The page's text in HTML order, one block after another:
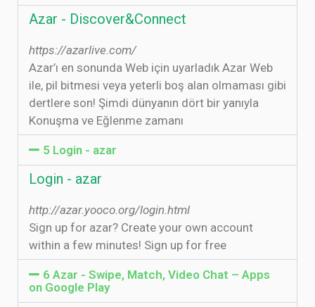
Azar - Discover&Connect
https://azarlive.com/
Azar’ı en sonunda Web için uyarladık Azar Web
ile, pil bitmesi veya yeterli boş alan olmaması gibi
dertlere son! Şimdi dünyanın dört bir yanıyla
Konuşma ve Eğlenme zamanı
5 Login - azar
Login - azar
http://azar.yooco.org/login.html
Sign up for azar? Create your own account
within a few minutes! Sign up for free
6 Azar - Swipe, Match, Video Chat – Apps
on Google Play